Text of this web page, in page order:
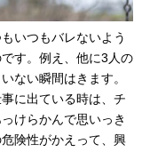
いつもバレないよう
す。例え、他に3人の
ない瞬間はきます。
に出ている時は、チ
けらかんで思いっき
険性がかえって、興